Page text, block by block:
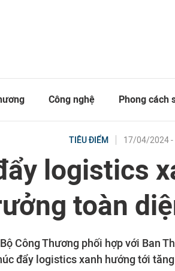
Công nghệ Phong cách
TIÊU ĐIỂM 17/04/2024 -
logistics
toàn
Công Thương phối hợp với Ban
đẩy logistics xanh hướng tới